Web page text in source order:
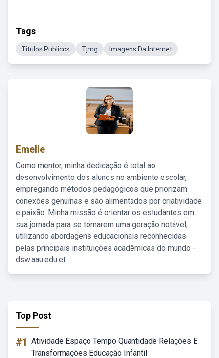
Tags
Titulos Publicos Tjmg Imagens Da Internet
Emelie
Como mentor, minha dedicação é total ao
desenvolvimento dos alunos no ambiente escolar,
empregando métodos pedagógicos que priorizam
conexões genuínas e são alimentados por criatividade
e paixão. Minha missão é orientar os estudantes em
sua jornada para se tornarem uma geração notável,
utilizando abordagens educacionais reconhecidas
pelas principais instituições acadêmicas do mundo -
dsw.aau.edu.et.
Top Post
#1 Atividade Espaço Tempo Quantidade Relações E
Transformações Educação Infantil